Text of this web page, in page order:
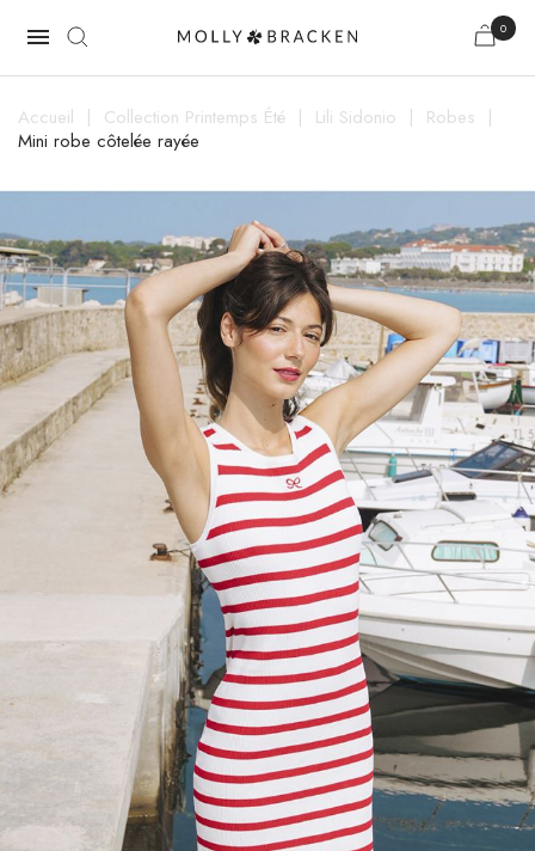
 0
Accueil Collection Printemps Été Lili Sidonio
Robes
Mini robe côtelée rayée